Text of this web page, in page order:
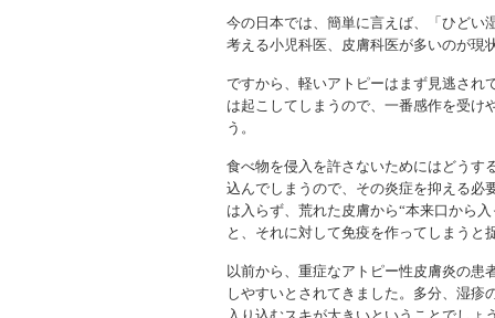
今の日本では、簡単に言えば、「ひどい
考える小児科医、皮膚科医が多いのが現
ですから、軽いアトピーはまず見逃され
は起こしてしまうので、一番感作を受け
う。
食べ物を侵入を許さないためにはどうす
込んでしまうので、その炎症を抑える必
は入らず、荒れた皮膚から“本来口から
と、それに対して免疫を作ってしまうと
以前から、重症なアトピー性皮膚炎の患
しやすいとされてきました。多分、湿疹